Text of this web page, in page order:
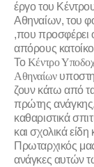
έργο του
Αθηναίων, του
,που προσφέρει
απόρους
ΤοΚέντρο
Αθηναίων
ζουν κάτω από τα
πρώτης ανάγκης,
καθαριστικά
και σχολικά είδη
Πρωταρχικός
ανάγκες αυτών